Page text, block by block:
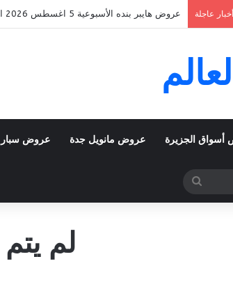
أخبار عاجلة عروض هايبر بنده الأسبوعية 5 اغسطس 2026 الموافق 22 صفر 1448 Back To School
الجزيرة عروض مانويل جدة عروض سبار
بحث
عن
لم